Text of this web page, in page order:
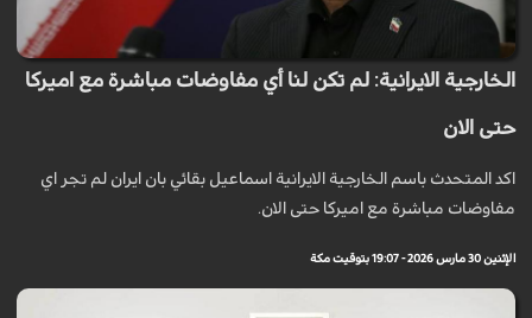
الخارجية الايرانية: لم تكن لنا أي مفاوضات مباشرة مع اميركا
حتى الان
اكد المتحدث باسم الخارجية الايرانية اسماعيل بقائي بان ايران لم تجر اي
مفاوضات مباشرة مع اميركا حتى الان.
الإثنين 30 مارس 2026 - 19:07 بتوقيت مكة